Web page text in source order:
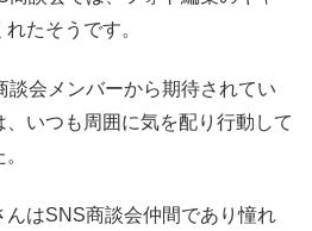
たそうです。
談会メンバーから期待されてい
、いつも周囲に気を配り行動して
はSNS商談会仲間であり憧れ